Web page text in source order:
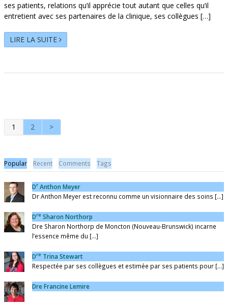
ses patients, relations qu’il apprécie tout autant que celles qu’il
entretient avec ses partenaires de la clinique, ses collègues […]
LIRE LA SUITE
1 2 >
Popular Recent Comments Tags
Dr Anthon Meyer
Dr Anthon Meyer est reconnu comme un visionnaire des soins [...]
Dre Sharon Northorp
Dre Sharon Northorp de Moncton (Nouveau-Brunswick) incarne
l’essence même du [...]
Dre Trina Stewart
Respectée par ses collègues et estimée par ses patients pour [...]
Dre Francine Lemire